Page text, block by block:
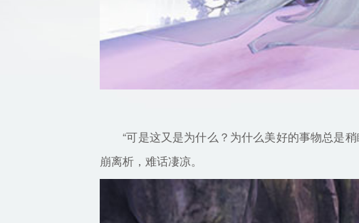
“可是这又是为什么？为什么美好的事物总是稍
崩离析，难话凄凉。